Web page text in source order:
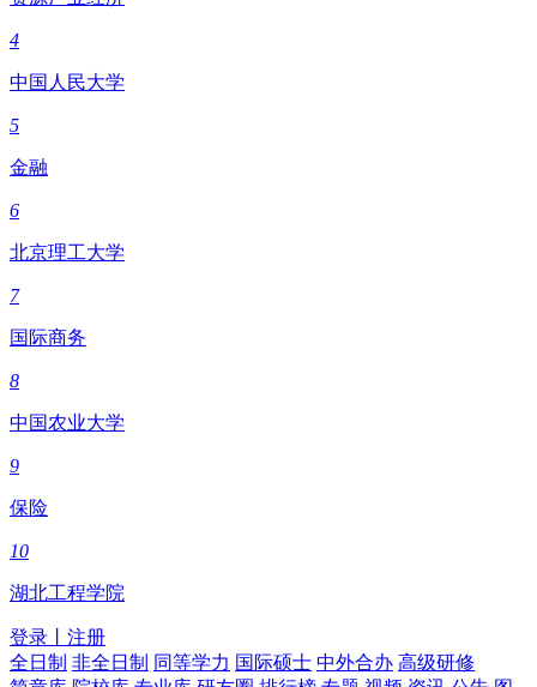
4
中国人民大学
5
金融
6
北京理工大学
7
国际商务
8
中国农业大学
9
保险
10
湖北工程学院
登录
注册
全日制 非全日制 同等学力 国际硕士 中外合办 高级研修